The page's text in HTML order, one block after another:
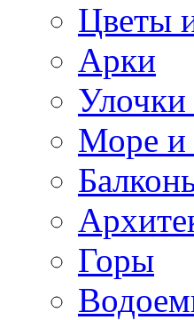
Цветы
Арки
Море и
Горы